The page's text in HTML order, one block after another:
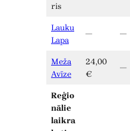
ris
Lauku
Lapa
— —
Meža
Avīze
24,00
€
—
Reģio
nālie
laikra